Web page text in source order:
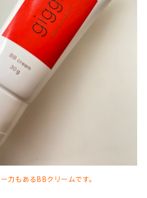
力もあるBBクリームです。